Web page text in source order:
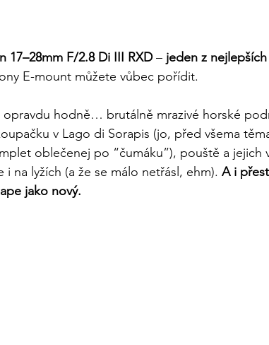
17–28mm F/2.8 Di III RXD – jeden z
E-mount můžete vůbec pořídit.
hodně… brutálně mrazivé horské
v Lago di Sorapis (jo, před všema
oblečenej po “čumáku”), pouště a jejich
na lyžích (a že se málo netřásl, ehm). A i
jako nový.